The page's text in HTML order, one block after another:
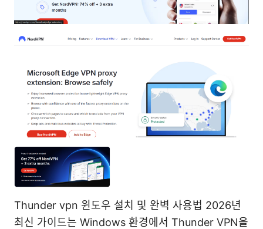
Thunder vpn 윈도우 설치 및 완벽 사용법 2026년
최신 가이드는 Windows 환경에서 Thunder VPN을